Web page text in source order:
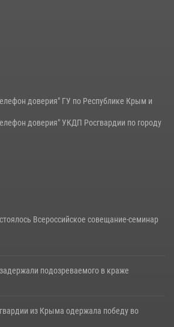
доверия" ГУ по Республике Крым и
доверия" УКДП Росгвардии по городу
Всероссийское совещание-семинар
подозреваемого в краже
из Крыма одержала победу во